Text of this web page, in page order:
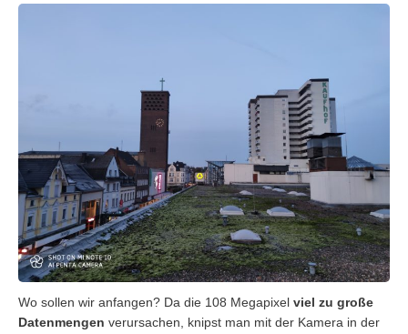
Wo sollen wir anfangen? Da die 108 Megapixel viel zu große
Datenmengen verursachen, knipst man mit der Kamera in der